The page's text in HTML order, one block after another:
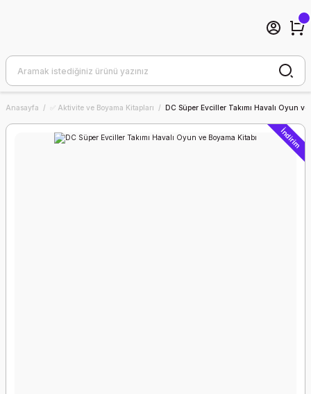
Anasayfa ✅ Aktivite ve Boyama Kitapları DC Süper Evciller Takımı Havalı Oyun ve
İndirim